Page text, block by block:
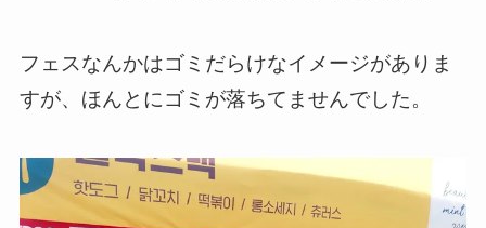
フェスなんかはゴミだらけなイメージがありま
すが、ほんとにゴミが落ちてませんでした。